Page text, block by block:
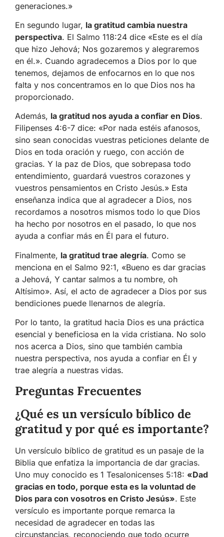
generaciones.»
En segundo lugar, la gratitud cambia nuestra
perspectiva. El Salmo 118:24 dice «Este es el día
que hizo Jehová; Nos gozaremos y alegraremos
en él.». Cuando agradecemos a Dios por lo que
tenemos, dejamos de enfocarnos en lo que nos
falta y nos concentramos en lo que Dios nos ha
proporcionado.
Además, la gratitud nos ayuda a confiar en Dios.
Filipenses 4:6-7 dice: «Por nada estéis afanosos,
sino sean conocidas vuestras peticiones delante de
Dios en toda oración y ruego, con acción de
gracias. Y la paz de Dios, que sobrepasa todo
entendimiento, guardará vuestros corazones y
vuestros pensamientos en Cristo Jesús.» Esta
enseñanza indica que al agradecer a Dios, nos
recordamos a nosotros mismos todo lo que Dios
ha hecho por nosotros en el pasado, lo que nos
ayuda a confiar más en Él para el futuro.
Finalmente, la gratitud trae alegría. Como se
menciona en el Salmo 92:1, «Bueno es dar gracias
a Jehová, Y cantar salmos a tu nombre, oh
Altísimo». Así, el acto de agradecer a Dios por sus
bendiciones puede llenarnos de alegría.
Por lo tanto, la gratitud hacia Dios es una práctica
esencial y beneficiosa en la vida cristiana. No solo
nos acerca a Dios, sino que también cambia
nuestra perspectiva, nos ayuda a confiar en Él y
trae alegría a nuestras vidas.
Preguntas Frecuentes
¿Qué es un versículo bíblico de
gratitud y por qué es importante?
Un versículo bíblico de gratitud es un pasaje de la
Biblia que enfatiza la importancia de dar gracias.
Uno muy conocido es 1 Tesalonicenses 5:18: «Dad
gracias en todo, porque esta es la voluntad de
Dios para con vosotros en Cristo Jesús». Este
versículo es importante porque remarca la
necesidad de agradecer en todas las
circunstancias, reconociendo que todo ocurre